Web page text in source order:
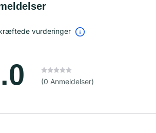
vurderinger
(0 Anmeldelser)